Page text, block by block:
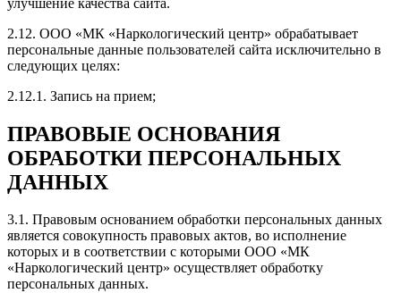
2.12. ООО «МК «Наркологический центр» обрабатывает
персональные данные пользователей сайта исключительно в
следующих целях:
2.12.1. Запись на прием;
ПРАВОВЫЕ ОСНОВАНИЯ
ОБРАБОТКИ ПЕРСОНАЛЬНЫХ
ДАННЫХ
3.1. Правовым основанием обработки персональных данных
является совокупность правовых актов, во исполнение
которых и в соответствии с которыми ООО «МК
«Наркологический центр» осуществляет обработку
персональных данных.